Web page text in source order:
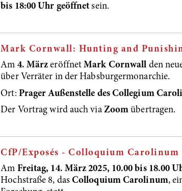
bis 18:00 Uhr geöffnet sein.
Mark Cornwall: Hunting and
Am 4. MärzeröffnetMark Cornwall den
über Verräter in der Habsburgermonarchie.
Ort: Prager Außenstelle des Collegium
Der Vortrag wird auch via Zoomübertragen.
CfP/Exposés - Colloquium Carolinum
Am Freitag, 14. März 2025, 10.00 bis 18.00 U
Hochstraße 8, das Colloquium Carolinum,